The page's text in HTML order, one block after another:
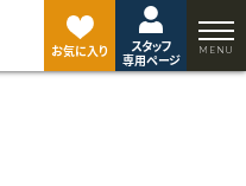
お気に入り
スタッフ
専用ページ